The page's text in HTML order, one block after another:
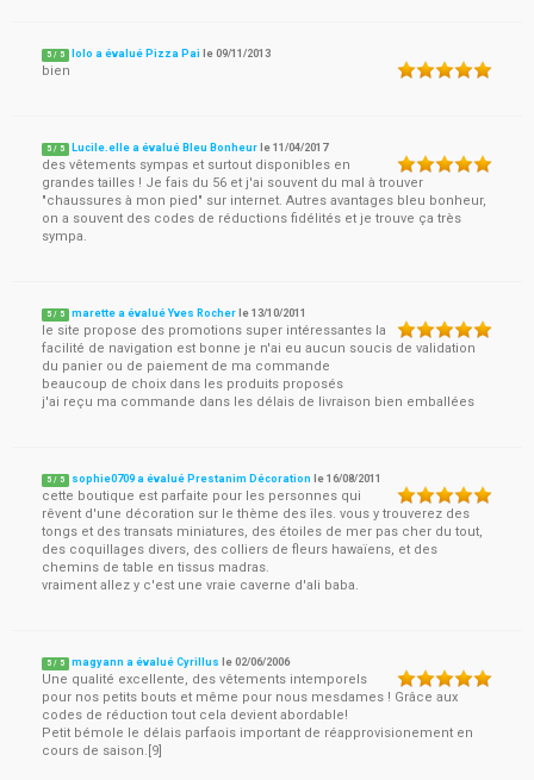
5 / 5 lolo a évalué Pizza Pai le09/11/2013
bien
5 / 5 Lucile.elle a évalué Bleu Bonheur le11/04/2017
des vêtements sympas et surtout disponibles en
grandes tailles ! Je fais du 56 et j'ai souvent du mal à trouver
"chaussures à mon pied" sur internet. Autres avantages bleu bonheur,
on a souvent des codes de réductions fidélités et je trouve ça très
sympa.
5 / 5 marette a évalué Yves Rocher le13/10/2011
le site propose des promotions super intéressantes la
facilité de navigation est bonne je n'ai eu aucun soucis de validation
du panier ou de paiement de ma commande
beaucoup de choix dans les produits proposés
j'ai reçu ma commande dans les délais de livraison bien emballées
5 / 5 sophie0709 a évalué Prestanim Décoration le16/08/2011
cette boutique est parfaite pour les personnes qui
rêvent d'une décoration sur le thème des îles. vous y trouverez des
tongs et des transats miniatures, des étoiles de mer pas cher du tout,
des coquillages divers, des colliers de fleurs hawaïens, et des
chemins de table en tissus madras.
vraiment allez y c'est une vraie caverne d'ali baba.
5 / 5 magyann a évalué Cyrillus le02/06/2006
Une qualité excellente, des vêtements intemporels
pour nos petits bouts et même pour nous mesdames ! Grâce aux
codes de réduction tout cela devient abordable!
Petit bémole le délais parfaois important de réapprovisionement en
cours de saison.[9]